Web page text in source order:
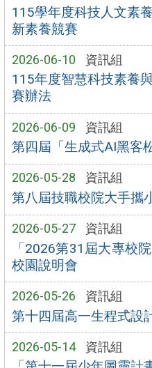
115學年度科技人文素
新素養競賽
2026-06-10 資訊組
115年度智慧科技素養
賽辦法
2026-06-09 資訊組
第四屆「生成式AI黑客
2026-05-28 資訊組
第八屆技職校院大手攜
2026-05-27 資訊組
「2026第31屆大專校
校園說明會
2026-05-26 資訊組
第十四屆高一生程式設
2026-05-14 資訊組